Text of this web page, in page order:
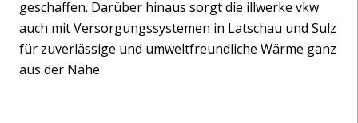
geschaffen. Darüber hinaus sorgt die illwerke vkw
auch mit Versorgungssystemen in Latschau und Sulz
für zuverlässige und umweltfreundliche Wärme ganz
aus der Nähe.